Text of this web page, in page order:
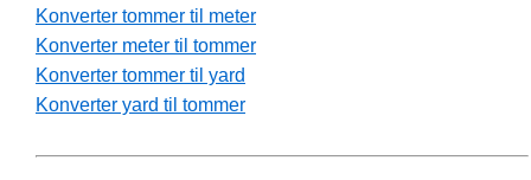
Konverter tommer til meter
Konverter meter til tommer
Konverter tommer til yard
Konverter yard til tommer